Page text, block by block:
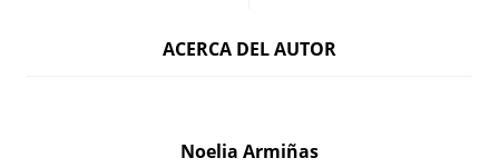
ACERCA DEL AUTOR
Noelia Armiñas